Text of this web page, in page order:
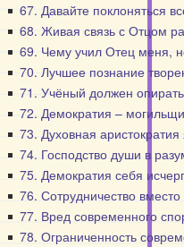
67. Давайте поклоняться
68. Живая связь с Отцом
69. Чему учил Отец меня,
70. Лучшее познание
71. Учёный должен
72. Демократия –
73. Духовная
74. Господство души в
75. Демократия себя
76. Сотрудничество
77. Вред современного
78. Ограниченность